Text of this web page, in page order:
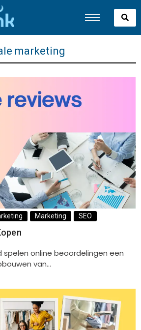
marketing
Marketing SEO
spelen online beoordelingen een
van…